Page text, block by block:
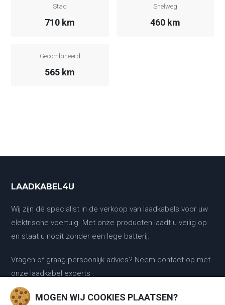
Stad
710 km
Snelweg
460 km
Gecombineerd
565 km
LAADKABEL4U
Wij zijn dé specialist in de verkoop van laadkabels voor uw
elektrische voertuig. Met onze producten laadt u veilig op
en staat u nooit zonder een lege batterij.
Vragen of graag persoonlijk advies? Neem contact op met
onze laadkabel experts :
0318 - 250030
MOGEN WIJ COOKIES PLAATSEN?